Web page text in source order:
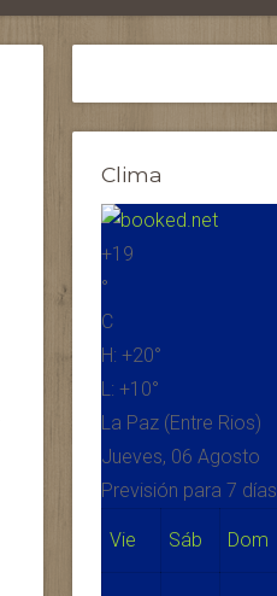
Clima
+19
°
C
H: +20°
L: +10°
La Paz (Entre Rios)
Jueves, 06 Agosto
Previsión para 7 días
Vie Sáb Dom